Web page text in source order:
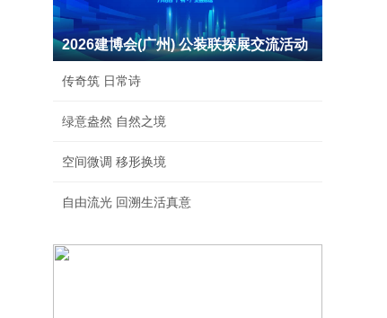
2026建博会(广州) 公装联探展交流活动
传奇筑 日常诗
绿意盎然 自然之境
空间微调 移形换境
自由流光 回溯生活真意